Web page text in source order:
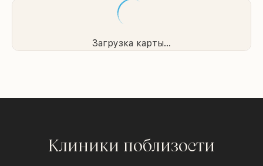
Загрузка карты...
Клиники поблизости